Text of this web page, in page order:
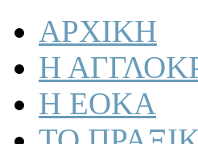
ΑΡΧΙΚΗ
Η
Η ΕΟΚΑ